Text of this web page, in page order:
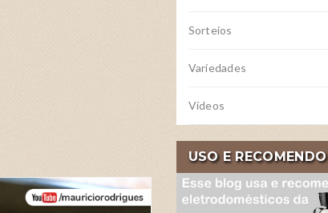
2026
Sorteios
Variedades
Vídeos
USO E RECOMENDO